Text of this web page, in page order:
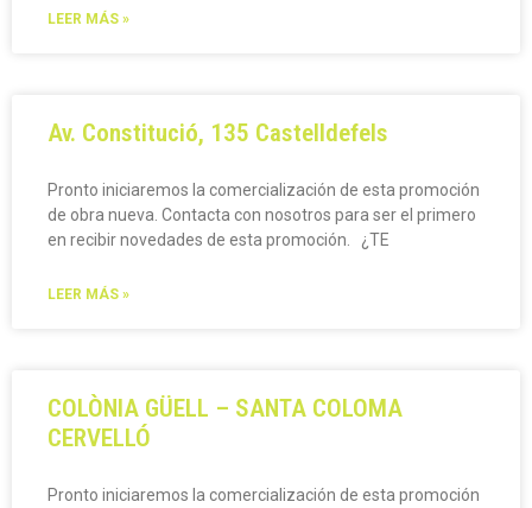
LEER MÁS »
Av. Constitució, 135 Castelldefels
Pronto iniciaremos la comercialización de esta promoción
de obra nueva. Contacta con nosotros para ser el primero
en recibir novedades de esta promoción. ¿TE
LEER MÁS »
COLÒNIA GÜELL – SANTA COLOMA
CERVELLÓ
Pronto iniciaremos la comercialización de esta promoción